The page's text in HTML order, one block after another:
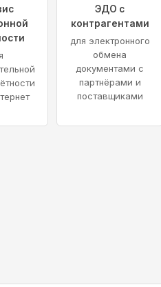
ЭДО с
контрагентами
для электронного
обмена
документами с
партнёрами и
поставщиками